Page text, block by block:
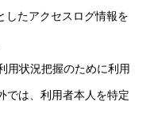
したアクセスログ情報を
用状況把握のために利用
では、利用者本人を特定